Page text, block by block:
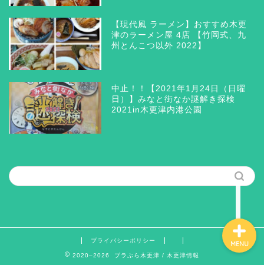
【現代風 ラーメン】おすすめ木更
津のラーメン屋 4店 【竹岡式、九
州とんこつ以外 2022】
中止！！【2021年1月24日（日曜
日）】みなと街なか謎解き探検
2021in木更津内港公園
プライバシーポリシー
2020–2026 ブラぶら木更津 / 木更津情報
MENU
三井アウトレットパーク木
更津
ラーメン つけ麺 まぜそ